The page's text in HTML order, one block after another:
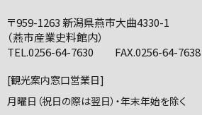
〒959-1263 新潟県燕市大曲4330-1
（燕市産業史料館内）
TEL.0256-64-7630 FAX.0256-64-7638
[観光案内窓口営業日]
月曜日（祝日の際は翌日）・年末年始を除く